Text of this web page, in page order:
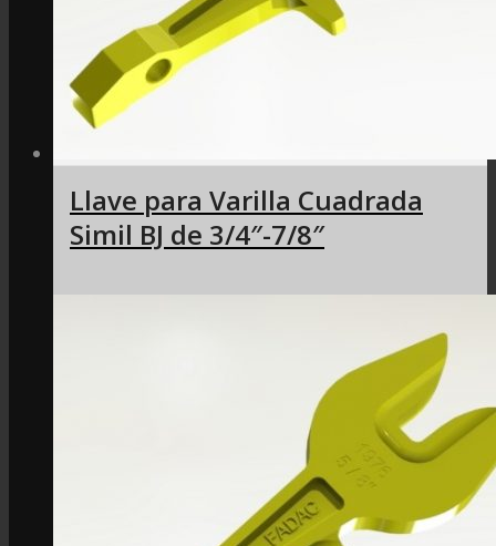
Llave para Varilla Cuadrada
Simil BJ de 3/4″-7/8″